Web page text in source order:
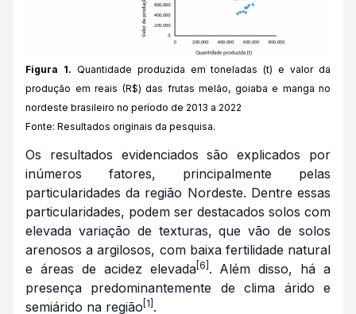
Figura 1. Quantidade produzida em toneladas (t) e valor da
produção em reais (R$) das frutas melão, goiaba e manga no
nordeste brasileiro no período de 2013 a 2022
Fonte: Resultados originais da pesquisa.
Os resultados evidenciados são explicados por
inúmeros fatores, principalmente pelas
particularidades da região Nordeste. Dentre essas
particularidades, podem ser destacados solos com
elevada variação de texturas, que vão de solos
arenosos a argilosos, com baixa fertilidade natural
e áreas de acidez elevada[6] . Além disso, há a
presença predominantemente de clima árido e
semiárido na região [1] .